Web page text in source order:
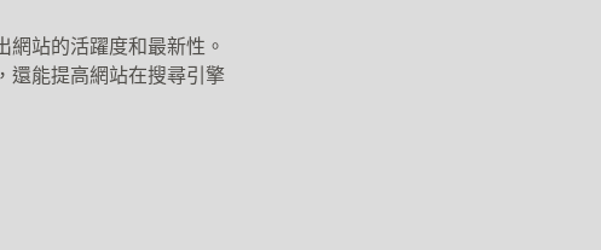
站的活躍度和最新性。
還能提高網站在搜尋引擎